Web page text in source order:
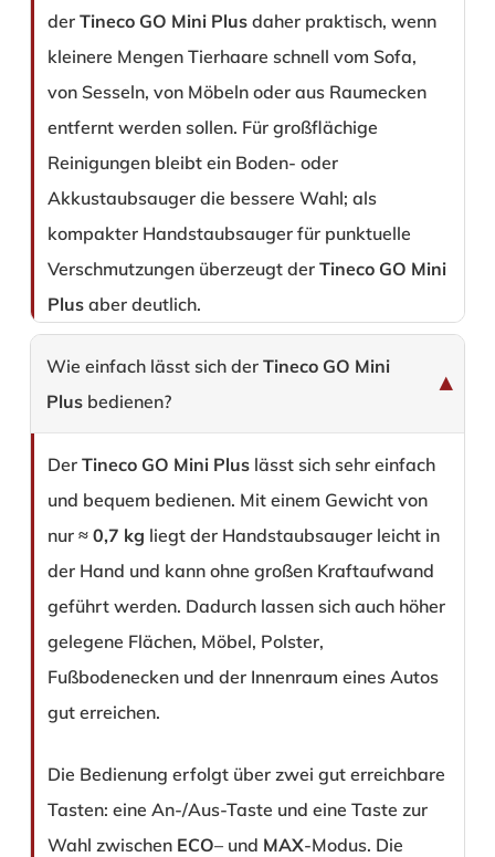
der Tineco GO Mini Plusdaher praktisch, wenn
kleinere Mengen Tierhaare schnell vom Sofa,
von Sesseln, von Möbeln oder aus Raumecken
entfernt werden sollen. Für großflächige
Reinigungen bleibt ein Boden- oder
Akkustaubsauger die bessere Wahl; als
kompakter Handstaubsauger für punktuelle
Verschmutzungen überzeugt der Tineco GO Mini
Plusaber deutlich.
Wie einfach lässt sich der Tineco GO Mini
Plusbedienen?
Der Tineco GO Mini Pluslässt sich sehr einfach
und bequem bedienen. Mit einem Gewicht von
nur ≈ 0,7 kg liegt der Handstaubsauger leicht in
der Hand und kann ohne großen Kraftaufwand
geführt werden. Dadurch lassen sich auch höher
gelegene Flächen, Möbel, Polster,
Fußbodenecken und der Innenraum eines Autos
gut erreichen.
Die Bedienung erfolgt über zwei gut erreichbare
Tasten: eine An-/Aus-Taste und eine Taste zur
Wahl zwischen ECO– und MAX-Modus. Die